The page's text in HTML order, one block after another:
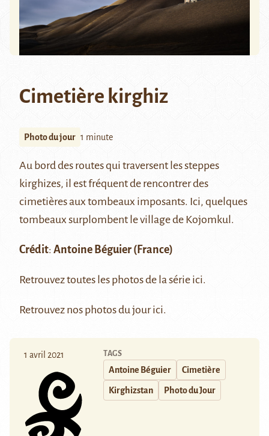
Cimetière kirghiz
Photo du jour 1 minute
Au bord des routes qui traversent les steppes
kirghizes, il est fréquent de rencontrer des
cimetières aux tombeaux imposants. Ici, quelques
tombeaux surplombent le village de Kojomkul.
Crédit: Antoine Béguier (France)
Retrouvez toutes les photos de la série ici.
Retrouvez nos photos du jourici.
1 avril 2021 TAGS
Antoine Béguier Cimetière
Kirghizstan Photo du Jour